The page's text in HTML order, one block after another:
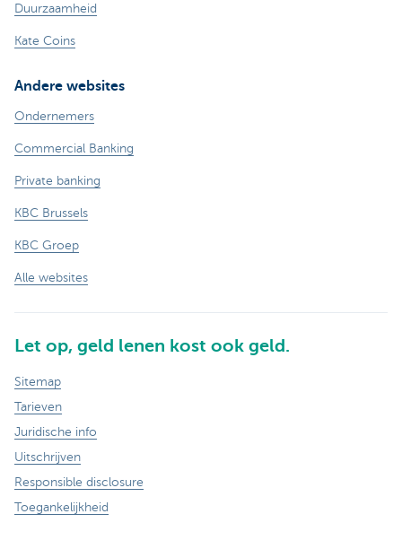
Duurzaamheid
Kate Coins
Andere websites
Ondernemers
Commercial Banking
Private banking
KBC Brussels
KBC Groep
Alle websites
Let op, geld lenen kost ook geld.
Sitemap
Tarieven
Juridische info
Uitschrijven
Responsible disclosure
Toegankelijkheid